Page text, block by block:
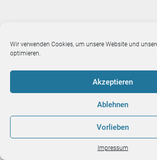
Wir verwenden Cookies, um unsere Website und
optimieren.
Akzeptieren
Ablehnen
Vorlieben
Impressum